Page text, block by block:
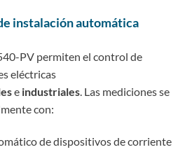
instalación automática
PV permiten el control de
eléctricas
e industriales. Las mediciones se
con:
de dispositivos de corriente